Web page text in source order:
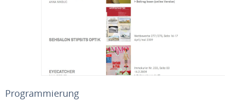
Programmierung